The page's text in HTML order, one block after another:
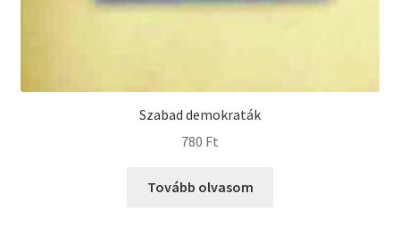
Szabad demokraták
780 Ft
Tovább olvasom